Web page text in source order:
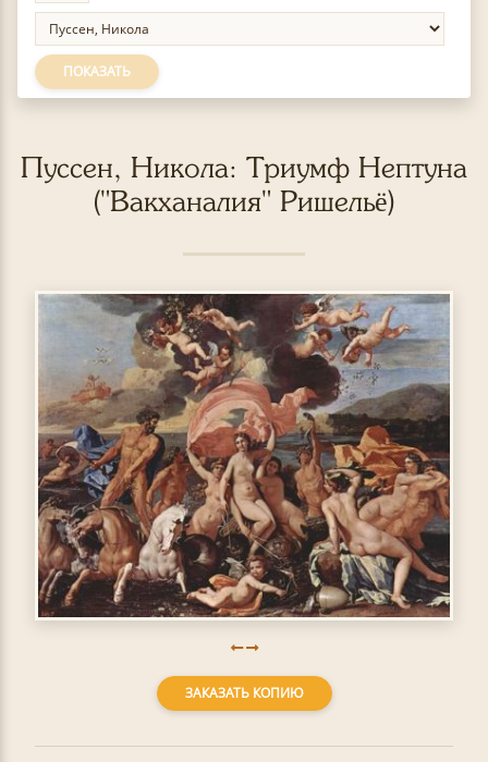
ПОКАЗАТЬ
Пуссен, Никола: Триумф Нептуна
("Вакханалия" Ришельё)
ЗАКАЗАТЬ КОПИЮ